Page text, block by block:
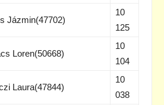
Jázmin(47702)
10
125
Loren(50668)
10
104
Laura(47844)
10
038